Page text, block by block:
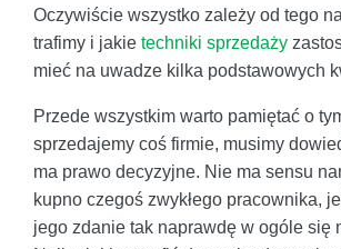
Oczywiście wszystko zależy od tego
trafimy i jakie techniki sprzedaży
mieć na uwadze kilka podstawowych
Przede wszystkim warto pamiętać o
sprzedajemy coś firmie, musimy
ma prawo decyzyjne. Nie ma sensu
kupno czegoś zwykłego pracownika,
jego zdanie tak naprawdę w ogóle się